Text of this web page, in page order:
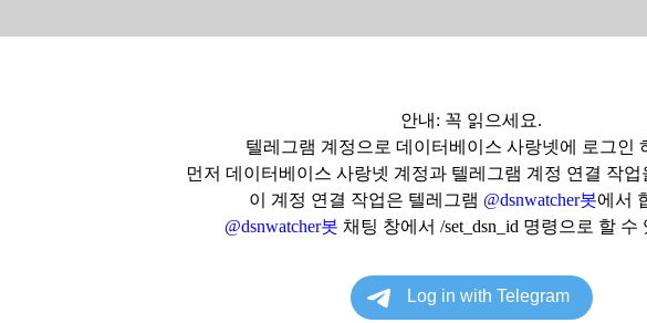
안내: 꼭 읽으세요.
텔레그램 계정으로 데이터베이스 사랑넷에 로그인
먼저 데이터베이스 사랑넷 계정과 텔레그램 계정 연결 작
이 계정 연결 작업은 텔레그램 @dsnwatcher봇에서
@dsnwatcher봇 채팅 창에서 /set_dsn_id 명령으로 할 수